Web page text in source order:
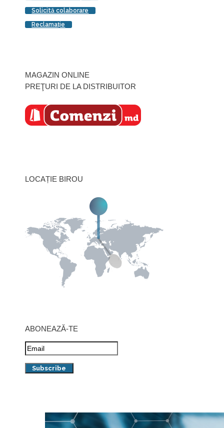
Solicită colaborare
Reclamaţie
MAGAZIN ONLINE
PREŢURI DE LA DISTRIBUITOR
LOCAȚIE BIROU
ABONEAZĂ-TE